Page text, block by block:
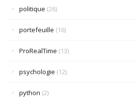
politique (26)
portefeuille (16)
ProRealTime (13)
psychologie (12)
python (2)